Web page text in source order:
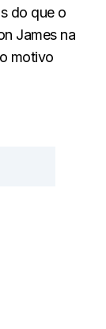
do que o
James na
motivo